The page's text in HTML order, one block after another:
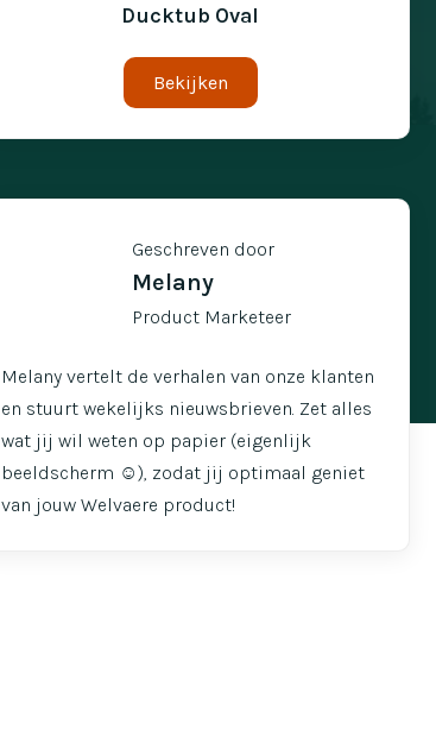
Ducktub Oval
Bekijken
Geschreven door
Melany
Product Marketeer
Melany vertelt de verhalen van onze klanten
en stuurt wekelijks nieuwsbrieven. Zet alles
wat jij wil weten op papier (eigenlijk
beeldscherm ☺️), zodat jij optimaal geniet
van jouw Welvaere product!